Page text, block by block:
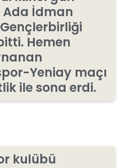
Ada İdman
Hemen
Yeniay maçı
ile sona erdi.
kulübü